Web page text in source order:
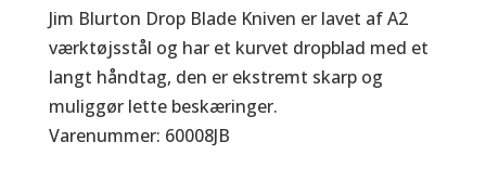
Blade
Knife
antal
Jim Blurton Drop Blade Kniven er lavet af A2
værktøjsstål og har et kurvet dropblad med et
langt håndtag, den er ekstremt skarp og
muliggør lette beskæringer.
Varenummer: 60008JB